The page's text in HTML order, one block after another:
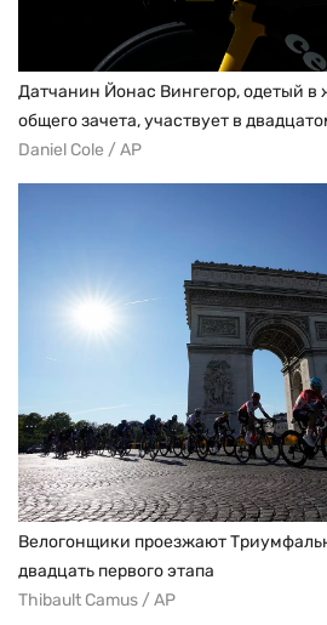
Датчанин Йонас Вингегор, одетый
общего зачета, участвует в
Daniel Cole / AP
Велогонщики проезжают
двадцать первого этапа
Thibault Camus / AP